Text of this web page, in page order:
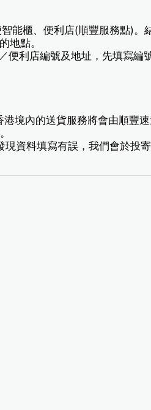
能櫃、便利店(順豐服務點)。
地點。
便利店編號及地址，先填寫編
境內的送貨服務將會由順豐
資料填寫有誤，我們會於投